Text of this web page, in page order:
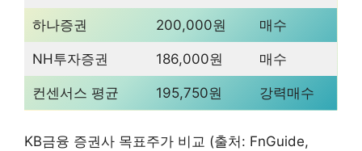
하나증권 200,000원 매수
NH투자증권 186,000원 매수
컨센서스 평균 195,750원 강력매수
KB금융 증권사 목표주가 비교 (출처: FnGuide,